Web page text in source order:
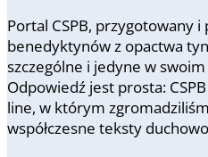
Portal CSPB, przygotowany
benedyktynów z opactwa
szczególne i jedyne w
Odpowiedź jest prosta:
line, w którym
współczesne teksty